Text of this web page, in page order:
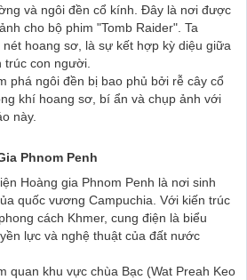
và ngôi đền cổ kính. Đây là nơi được
cho bộ phim "Tomb Raider". Ta
hoang sơ, là sự kết hợp kỳ diệu giữa
trúc con người.
phá ngôi đền bị bao phủ bởi rễ cây cổ
khí hoang sơ, bí ẩn và chụp ảnh với
này.
Phnom Penh
Hoàng gia Phnom Penh là nơi sinh
quốc vương Campuchia. Với kiến trúc
cách Khmer, cung điện là biểu
lực và nghệ thuật của đất nước
quan khu vực chùa Bạc (Wat Preah Keo